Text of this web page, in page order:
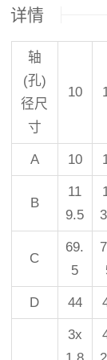
详情
轴
(孔)
径尺
寸
10
A 10
B
11
9.5
C
69.
5
D 44
3x